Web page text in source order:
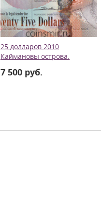
25 долларов 2010
Каймановы острова.
7 500 руб.